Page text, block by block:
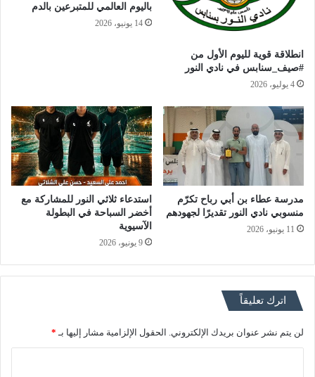
انطلاقة قوية لليوم الأول من
#صيف_سنابس في نادي النور
4 يوليو، 2026
باليوم العالمي للمتبرعين بالدم
14 يونيو، 2026
مدرسة عطاء بن أبي رباح تكرّم
منسوبي نادي النور تقديرًا لجهودهم
11 يونيو، 2026
استدعاء ثلاثي النور للمشاركة مع
أخضر السباحة في البطولة
الآسيوية
9 يونيو، 2026
اترك تعليقاً
لن يتم نشر عنوان بريدك الإلكتروني. الحقول الإلزامية مشار إليها بـ *